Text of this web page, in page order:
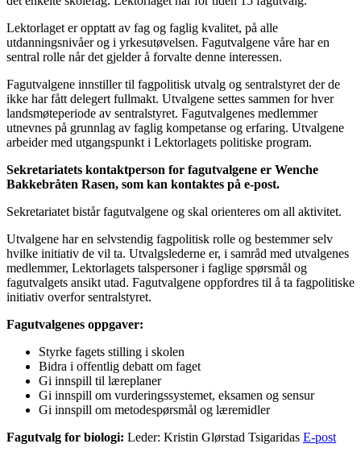
Lektorlaget er opptatt av fag og faglig kvalitet, på alle
utdanningsnivåer og i yrkesutøvelsen. Fagutvalgene våre har en
sentral rolle når det gjelder å forvalte denne interessen.
Fagutvalgene innstiller til fagpolitisk utvalg og sentralstyret der de
ikke har fått delegert fullmakt. Utvalgene settes sammen for hver
landsmøteperiode av sentralstyret. Fagutvalgenes medlemmer
utnevnes på grunnlag av faglig kompetanse og erfaring. Utvalgene
arbeider med utgangspunkt i Lektorlagets politiske program.
Sekretariatets kontaktperson for fagutvalgene er Wenche
Bakkebråten Rasen, som kan kontaktes på e-post.
Sekretariatet bistår fagutvalgene og skal orienteres om all aktivitet.
Utvalgene har en selvstendig fagpolitisk rolle og bestemmer selv
hvilke initiativ de vil ta. Utvalgslederne er, i samråd med utvalgenes
medlemmer, Lektorlagets talspersoner i faglige spørsmål og
fagutvalgets ansikt utad. Fagutvalgene oppfordres til å ta fagpolitiske
initiativ overfor sentralstyret.
Fagutvalgenes oppgaver:
Styrke fagets stilling i skolen
Bidra i offentlig debatt om faget
Gi innspill til læreplaner
Gi innspill om vurderingssystemet, eksamen og sensur
Gi innspill om metodespørsmål og læremidler
Fagutvalg for biologi: Leder: Kristin Glørstad Tsigaridas E-post